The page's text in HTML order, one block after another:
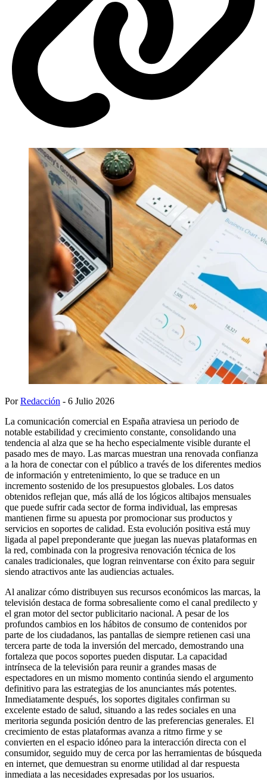
PorRedacción - 6 Julio 2026
La comunicación comercial en España atraviesa un periodo de
notable estabilidad y crecimiento constante, consolidando una
tendencia al alza que se ha hecho especialmente visible durante el
pasado mes de mayo. Las marcas muestran una renovada confianza
a la hora de conectar con el público a través de los diferentes medios
de información y entretenimiento, lo que se traduce en un
incremento sostenido de los presupuestos globales. Los datos
obtenidos reflejan que, más allá de los lógicos altibajos mensuales
que puede sufrir cada sector de forma individual, las empresas
mantienen firme su apuesta por promocionar sus productos y
servicios en soportes de calidad. Esta evolución positiva está muy
ligada al papel preponderante que juegan las nuevas plataformas en
la red, combinada con la progresiva renovación técnica de los
canales tradicionales, que logran reinventarse con éxito para seguir
siendo atractivos ante las audiencias actuales.
Al analizar cómo distribuyen sus recursos económicos las marcas, la
televisión destaca de forma sobresaliente como el canal predilecto y
el gran motor del sector publicitario nacional. A pesar de los
profundos cambios en los hábitos de consumo de contenidos por
parte de los ciudadanos, las pantallas de siempre retienen casi una
tercera parte de toda la inversión del mercado, demostrando una
fortaleza que pocos soportes pueden disputar. La capacidad
intrínseca de la televisión para reunir a grandes masas de
espectadores en un mismo momento continúa siendo el argumento
definitivo para las estrategias de los anunciantes más potentes.
Inmediatamente después, los soportes digitales confirman su
excelente estado de salud, situando a las redes sociales en una
meritoria segunda posición dentro de las preferencias generales. El
crecimiento de estas plataformas avanza a ritmo firme y se
convierten en el espacio idóneo para la interacción directa con el
consumidor, seguido muy de cerca por las herramientas de búsqueda
en internet, que demuestran su enorme utilidad al dar respuesta
inmediata a las necesidades expresadas por los usuarios.